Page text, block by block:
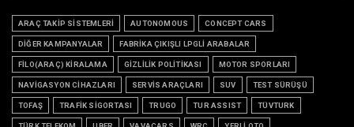
ARAÇ TAKİP SİSTEMLERİ AUTONOMOUS CONCEPT CARS
DİĞER KAMPANYALAR FABRİKA ÇIKIŞLI LPGLİ ARABALAR
FİLO(ARAÇ) KİRALAMA GİZLİLİK POLİTİKASI MOTOR SPORLARI
NAVİGASYON CİHAZLARI SERVİS ARAÇLARI SUV TEST SÜRÜŞÜ
TOFAŞ TRAFİK SİGORTASI TRUGO TUR ASSIST TÜVTURK